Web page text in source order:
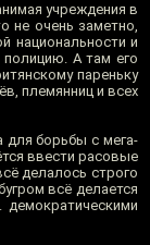
учреждения в
не очень заметно,
национальности и
полицию. А там его
пареньку
племянниц и всех
для борьбы с мега-
ввести расовые
делалось строго
всё делается